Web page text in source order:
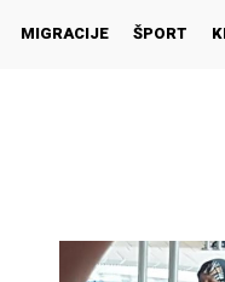
MIGRACIJE ŠPORT